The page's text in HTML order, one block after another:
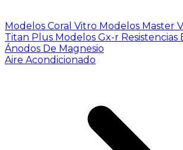
Modelos Coral Vitro Modelos Master
Titan Plus Modelos Gx-r Resistencias
Ánodos De Magnesio
Aire Acondicionado